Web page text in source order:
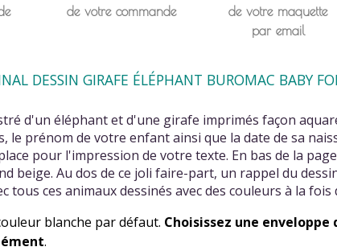
de votre commande
de votre maquette
par email
DESSIN GIRAFE ÉLÉPHANT BUROMAC BABY
d'un éléphant et d'une girafe imprimés façon
le prénom de votre enfant ainsi que la date de sa
pour l'impression de votre texte. En bas de la
beige. Au dos de ce joli faire-part, un rappel du
tous ces animaux dessinés avec des couleurs à la fois
blanche par défaut. Choisissez une
.